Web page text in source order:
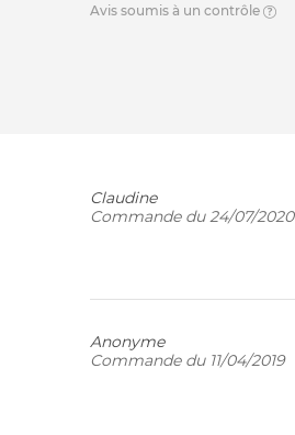
Avis soumis à un contrôle
Claudine
Commande du 24/07/2020
Anonyme
Commande du 11/04/2019